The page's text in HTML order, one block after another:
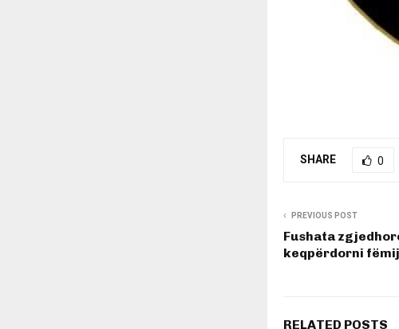
SHARE 0
PREVIOUS POST
Fushata
keqpërdorni
RELATED POSTS